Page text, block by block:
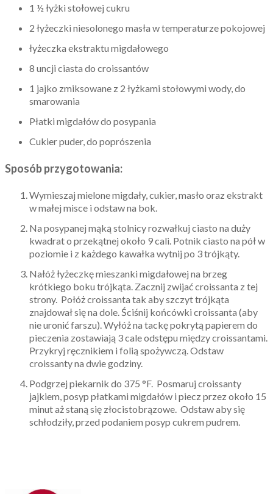
1 ½ łyżki stołowej cukru
2 łyżeczki niesolonego masła w temperaturze pokojowej
łyżeczka ekstraktu migdałowego
8 uncji ciasta do croissantów
1 jajko zmiksowane z 2 łyżkami stołowymi wody, do
smarowania
Płatki migdałów do posypania
Cukier puder, do poprószenia
Sposób przygotowania:
Wymieszaj mielone migdały, cukier, masło oraz ekstrakt
w małej misce i odstaw na bok.
Na posypanej mąką stolnicy rozwałkuj ciasto na duży
kwadrat o przekątnej około 9 cali. Potnik ciasto na pół w
poziomie i z każdego kawałka wytnij po 3 trójkąty.
Nałóż łyżeczkę mieszanki migdałowej na brzeg
krótkiego boku trójkąta. Zacznij zwijać croissanta z tej
strony. Połóż croissanta tak aby szczyt trójkąta
znajdował się na dole. Ściśnij końcówki croissanta (aby
nie uronić farszu). Wyłóż na tackę pokrytą papierem do
pieczenia zostawiają 3 cale odstępu między croissantami.
Przykryj ręcznikiem i folią spożywczą. Odstaw
croissanty na dwie godziny.
Podgrzej piekarnik do 375 °F. Posmaruj croissanty
jajkiem, posyp płatkami migdałów i piecz przez około 15
minut aż staną się złocistobrązowe. Odstaw aby się
schłodziły, przed podaniem posyp cukrem pudrem.